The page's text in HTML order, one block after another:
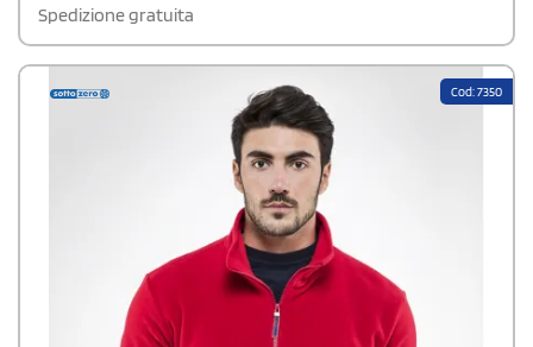
Spedizione gratuita
Cod: 7350